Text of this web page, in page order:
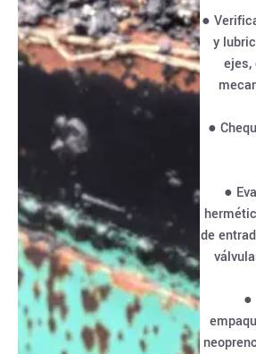
●
y
ejes,
●
●
de
●